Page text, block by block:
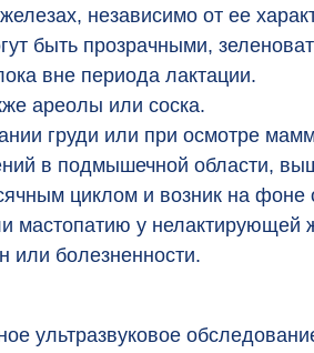
независимо от ее
быть прозрачными,
вне периода лактации.
ареолы или соска.
груди или при осмотре
в подмышечной области,
циклом и возник на фоне
мастопатию у
или болезненности.
ультразвуковое